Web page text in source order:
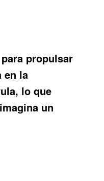
propulsar
en la
lo que
un